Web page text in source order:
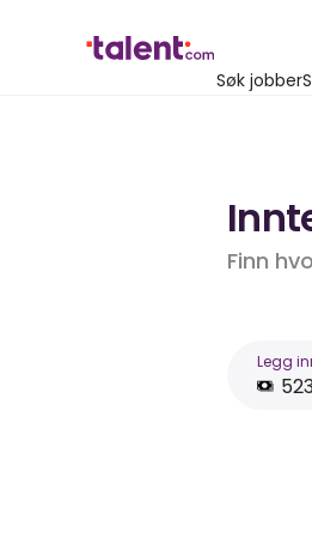
Søk jobber
Finn
Legg